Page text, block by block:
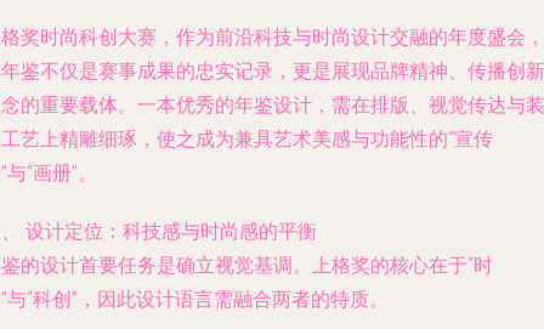
奖时尚科创大赛，作为前沿科技与时尚设计交融的年度盛会，
鉴不仅是赛事成果的忠实记录，更是展现品牌精神、传播创新
的重要载体。一本优秀的年鉴设计，需在排版、视觉传达与装
艺上精雕细琢，使之成为兼具艺术美感与功能性的“宣传
与“画册”。
设计定位：科技感与时尚感的平衡
的设计首要任务是确立视觉基调。上格奖的核心在于“时
与“科创”，因此设计语言需融合两者的特质。